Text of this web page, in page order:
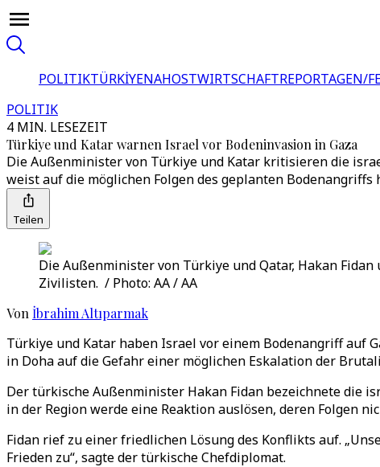
POLITIKTÜRKİYENAHOSTWIRTSCHAFTREPORTAGEN/
POLITIK
4 MIN. LESEZEIT
Türkiye und Katar warnen Israel vor Bodeninvasion in Gaza
Die Außenminister von Türkiye und Katar kritisieren die
weist auf die möglichen Folgen des geplanten Bodenangriffs
Teilen
Die Außenminister von Türkiye und Qatar, Hakan
Zivilisten. / Photo: AA / AA
Von İbrahim Altıparmak
Türkiye und Katar haben Israel vor einem Bodenangriff auf
in Doha auf die Gefahr einer möglichen Eskalation der
Der türkische Außenminister Hakan Fidan bezeichnete die
in der Region werde eine Reaktion auslösen, deren Folgen
Fidan rief zu einer friedlichen Lösung des Konflikts auf.
Frieden zu“, sagte der türkische Chefdiplomat.